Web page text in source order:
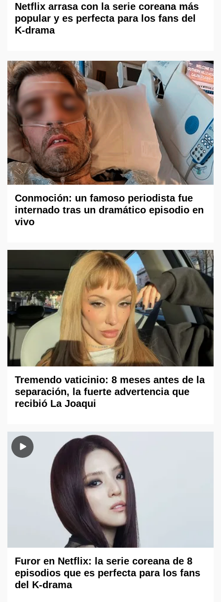
Netflix arrasa con la serie coreana más
popular y es perfecta para los fans del
K-drama
Conmoción: un famoso periodista fue
internado tras un dramático episodio en
vivo
Tremendo vaticinio: 8 meses antes de la
separación, la fuerte advertencia que
recibió La Joaqui
Furor en Netflix: la serie coreana de 8
episodios que es perfecta para los fans
del K-drama